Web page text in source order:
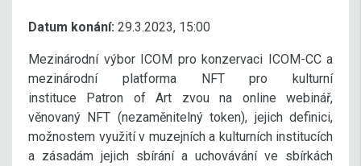
Datum konání: 29.3.2023, 15:00
Mezinárodní výbor ICOM pro konzervaci ICOM-CC a
mezinárodní platforma NFT pro kulturní
instituce Patron of Art zvou na online webinář,
věnovaný NFT (nezaměnitelný token), jejich definici,
možnostem využití v muzejních a kulturních institucích
a zásadám jejich sbírání a uchovávání ve sbírkách